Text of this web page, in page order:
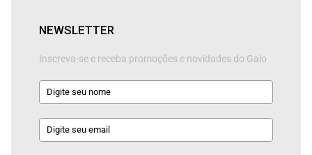
NEWSLETTER
Inscreva-se e receba promoções e novidades do Galo